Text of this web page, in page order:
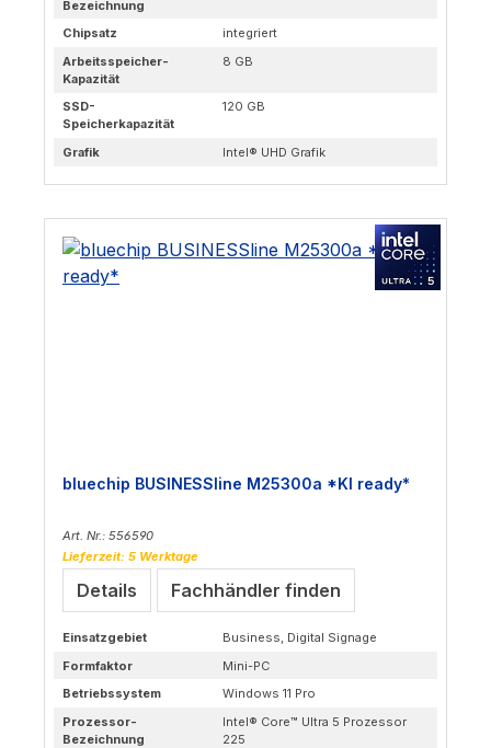
Bezeichnung
Chipsatz
integriert
Arbeitsspeicher-
Kapazität
8 GB
SSD-
Speicherkapazität
120 GB
Grafik Intel® UHD Grafik
bluechip BUSINESSline M25300a *KI ready*
Art. Nr.: 556590
Lieferzeit: 5 Werktage
Details Fachhändler finden
Einsatzgebiet
Business, Digital Signage
Formfaktor
Mini-PC
Betriebssystem
Windows 11 Pro
Prozessor-
Bezeichnung
Intel® Core™ Ultra 5 Prozessor
225